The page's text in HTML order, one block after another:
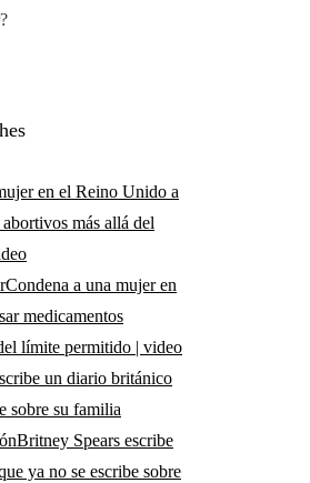
Condena a una mujer en
medicamentos
límite permitido | video
Britney Spears escribe
ya no se escribe sobre